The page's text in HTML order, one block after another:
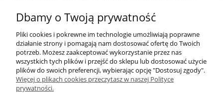
cena jest niższa :)
Jaki jest czas realizacji zamówienia?
Przypinki z tym projektem nie wymagają nanoszenia zmian,
dlatego ich wysyłka następuje ekspresowo.
Pomoc
Dbamy o Twoją prywatność
Pliki cookies i pokrewne im technologie umożliwiają poprawne
działanie strony i pomagają nam dostosować ofertę do Twoich
potrzeb. Możesz zaakceptować wykorzystanie przez nas
wszystkich tych plików i przejść do sklepu lub dostosować użycie
plików do swoich preferencji, wybierając opcję "Dostosuj zgody".
Więcej o plikach cookies przeczytasz w naszej Polityce
prywatności.